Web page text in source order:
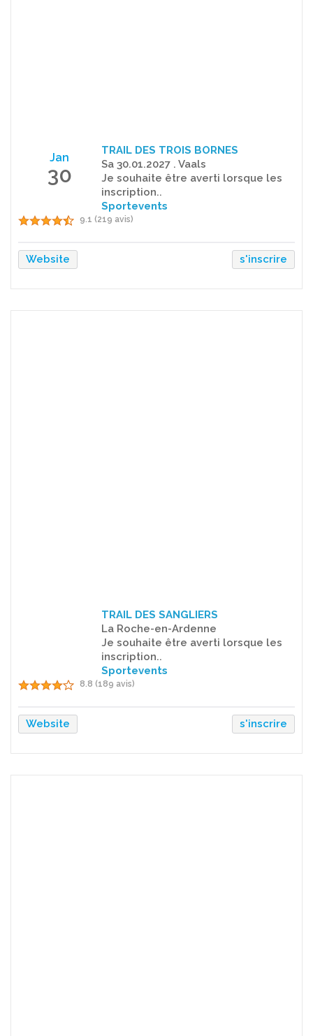
Jan
30
TRAIL DES TROIS BORNES
Sa 30.01.2027 . Vaals
Je souhaite être averti lorsque les
inscription..
Sportevents
9.1 (219 avis)
Website s'inscrire
TRAIL DES SANGLIERS
La Roche-en-Ardenne
Je souhaite être averti lorsque les
inscription..
Sportevents
8.8 (189 avis)
Website s'inscrire